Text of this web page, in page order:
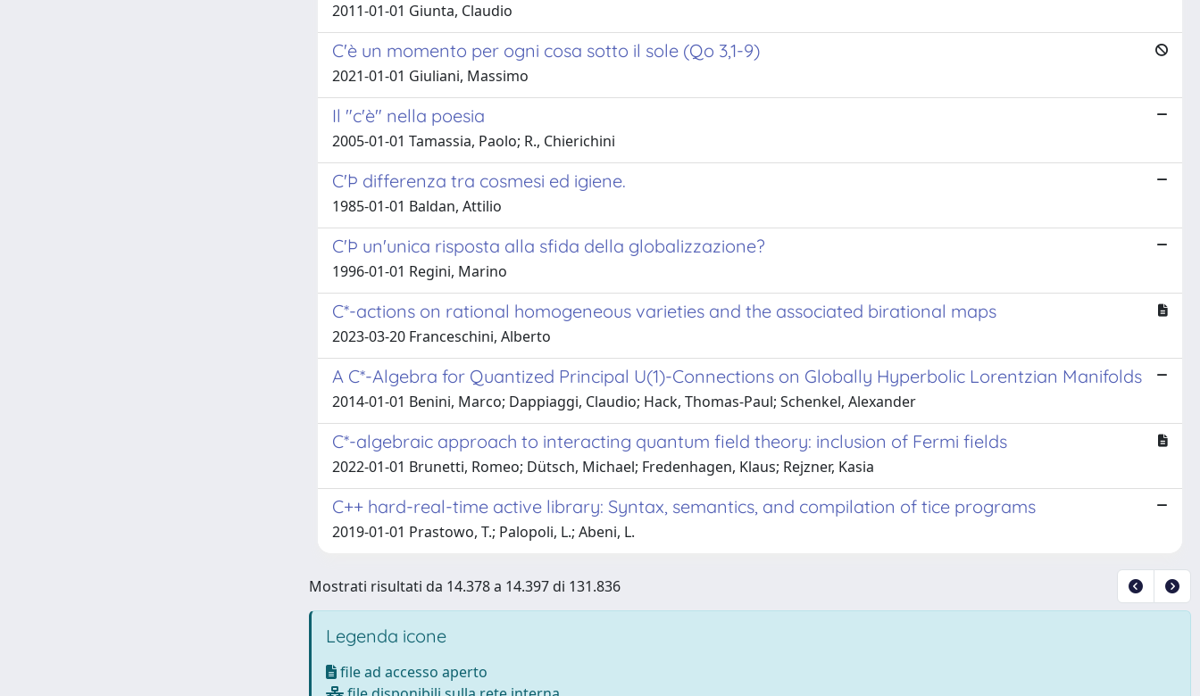
2011-01-01 Giunta, Claudio
C'è un momento per ogni cosa sotto il sole (Qo 3,1-9)
2021-01-01 Giuliani, Massimo
Il "c'è" nella poesia
2005-01-01 Tamassia, Paolo; R., Chierichini
C'Þ differenza tra cosmesi ed igiene.
1985-01-01 Baldan, Attilio
C'Þ un'unica risposta alla sfida della globalizzazione?
1996-01-01 Regini, Marino
C*-actions on rational homogeneous varieties and the associated birational maps
2023-03-20 Franceschini, Alberto
A C*-Algebra for Quantized Principal U(1)-Connections on Globally Hyperbolic Lorentzian Manifolds
2014-01-01 Benini, Marco; Dappiaggi, Claudio; Hack, Thomas-Paul; Schenkel, Alexander
C*-algebraic approach to interacting quantum field theory: inclusion of Fermi fields
2022-01-01 Brunetti, Romeo; Dütsch, Michael; Fredenhagen, Klaus; Rejzner, Kasia
C++ hard-real-time active library: Syntax, semantics, and compilation of tice programs
2019-01-01 Prastowo, T.; Palopoli, L.; Abeni, L.
Mostrati risultati da 14.378 a 14.397 di 131.836
Legenda icone
file ad accesso aperto